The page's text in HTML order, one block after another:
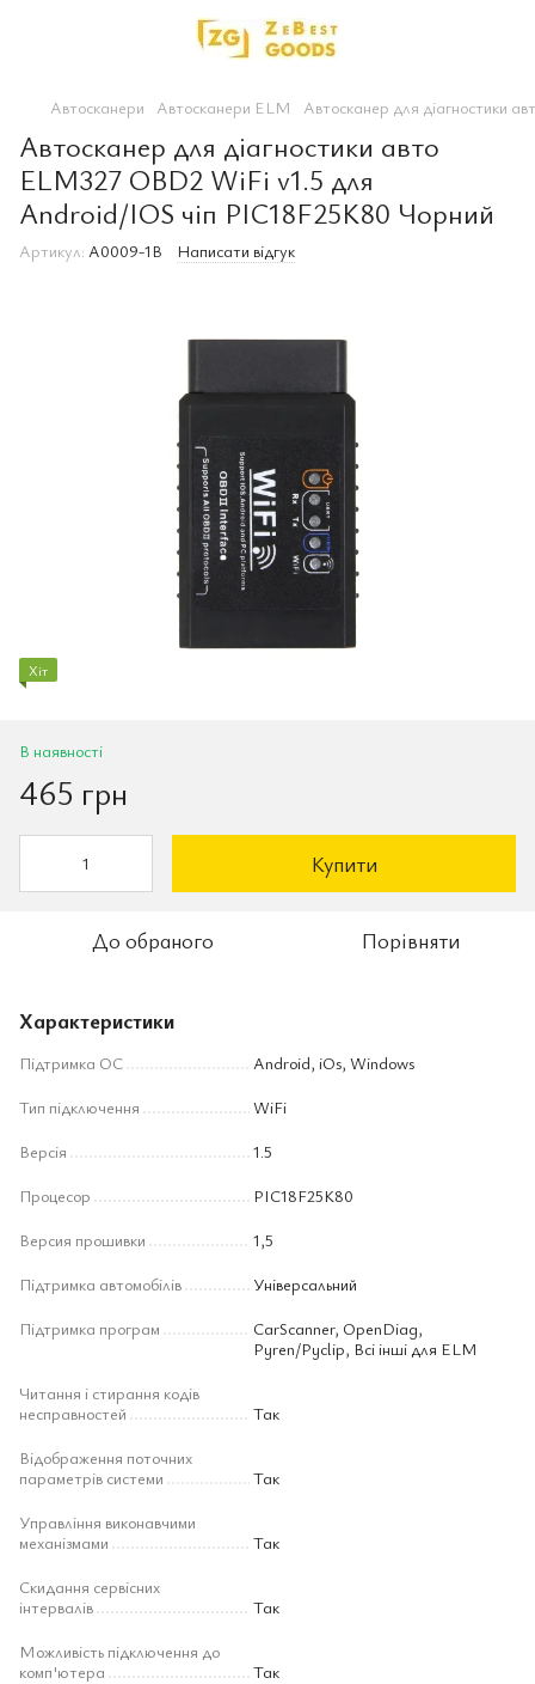
Автосканери Автосканери ELM Автосканер для діагностики
Автосканер для діагностики авто
ELM327 OBD2 WiFi v1.5 для
Android/IOS чіп PIC18F25K80 Чорний
Артикул: A0009-1B Написати відгук
Хіт
В наявності
465 грн
Купити
До обраного Порівняти
Характеристики
Підтримка ОС
Android, iOs, Windows
Тип підключення
WiFi
Версія
1.5
Процесор
PIC18F25K80
Версия прошивки
1,5
Підтримка автомобілів
Універсальний
Підтримка програм
CarScanner, OpenDiag,
Pyren/Pyclip, Всі інші для ELM
Читання і стирання кодів
несправностей
Так
Відображення поточних
параметрів системи
Так
Управління виконавчими
механізмами
Так
Скидання сервісних
інтервалів
Так
Можливість підключення до
комп'ютера
Так